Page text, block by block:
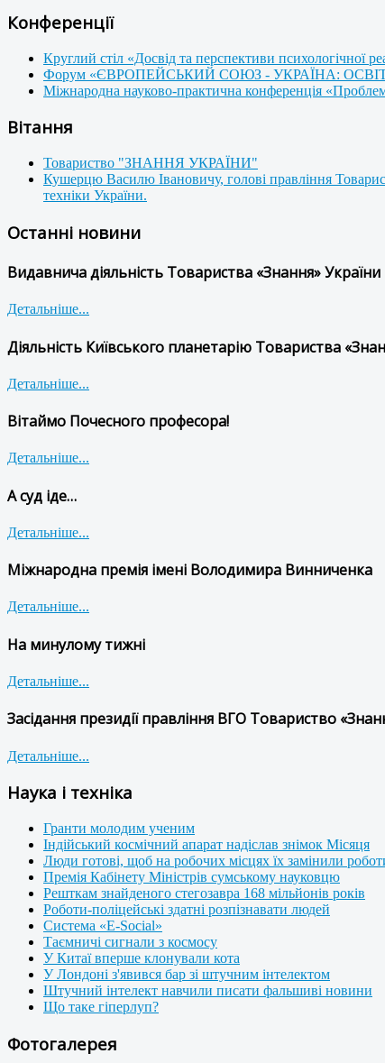
Конференції
Круглий стіл «Досвід та перспективи психологічної
Форум «ЄВРОПЕЙСЬКИЙ СОЮЗ - УКРАЇНА:
Міжнародна науково-практична конференція
Вітання
Товариство "ЗНАННЯ УКРАЇНИ"
Кушерцю Василю Івановичу, голові правління
техніки України.
Останні новини
Видавнича діяльність Товариства «Знання» України
Детальніше...
Діяльність Київського планетарію Товариства
Детальніше...
Вітаймо Почесного професора!
Детальніше...
А суд іде…
Детальніше...
Міжнародна премія імені Володимира Винниченка
Детальніше...
На минулому тижні
Детальніше...
Засідання президії правління ВГО Товариство
Детальніше...
Наука і техніка
Гранти молодим ученим
Індійський космічний апарат надіслав знімок Місяця
Люди готові, щоб на робочих місцях їх замінили
Премія Кабінету Міністрів сумському науковцю
Решткам знайденого стегозавра 168 мільйонів років
Роботи-поліцейські здатні розпізнавати людей
Система «E-Social»
Таємничі сигнали з космосу
У Китаї вперше клонували кота
У Лондоні з'явився бар зі штучним інтелектом
Штучний інтелект навчили писати фальшиві новини
Що таке гіперлуп?
Фотогалерея